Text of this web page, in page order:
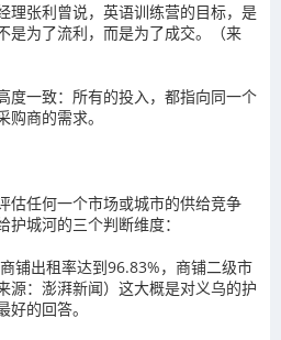
理张利曾说，英语训练营的目标，是
是为了流利，而是为了成交。（来
度一致：所有的投入，都指向同一个
商的需求。
估任何一个市场或城市的供给竞争
城河的三个判断维度：
铺出租率达到96.83%，商铺二级市
源：澎湃新闻）这大概是对义乌的护
的回答。